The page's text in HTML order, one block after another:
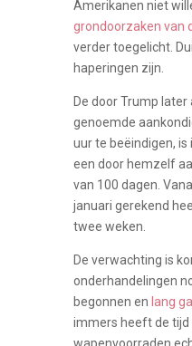
Amerikanen niet
grondoorzaken van
verder toegelicht.
haperingen zijn.
De door Trump
genoemde
uur te beëindigen,
een door hemzelf
van 100 dagen.
januari gerekend
twee weken.
De verwachting is
onderhandelingen
begonnen en lang
immers heeft de